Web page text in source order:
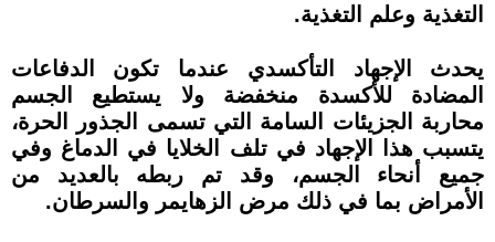
التغذية وعلم التغذية.
يحدث الإجهاد التأكسدي عندما تكون الدفاعات
المضادة للأكسدة منخفضة ولا يستطيع الجسم
محاربة الجزيئات السامة التي تسمى الجذور الحرة،
يتسبب هذا الإجهاد في تلف الخلايا في الدماغ وفي
جميع أنحاء الجسم، وقد تم ربطه بالعديد من
الأمراض بما في ذلك مرض الزهايمر والسرطان.